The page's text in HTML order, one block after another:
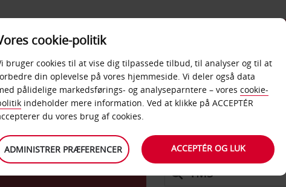
PRODUKTER &
KONTORER
BIL
AFHENT FRA
cookie-politik
bruger cookies til at vise dig tilpassede tilbud, til analyser og til at
din oplevelse på vores hjemmeside. Vi deler også data
pålidelige markedsførings- og analyseparntere – vores cookie-
indeholder mere information. Ved at klikke på ACCEPTÉR
du vores brug af cookies.
ADMINISTRER PRÆFERENCER ACCEPTÉR OG LUK